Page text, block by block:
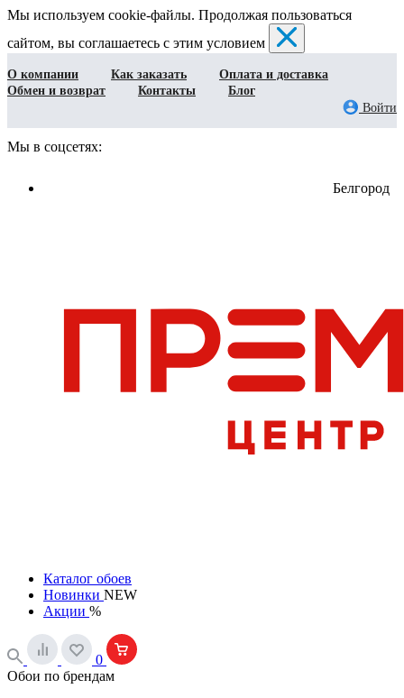
Мы используем cookie-файлы. Продолжая пользоваться
сайтом, вы соглашаетесь с этим условием
О компании Как заказать
Оплата и доставка
Обмен и возврат
Контакты
Блог
Войти
Мы в соцсетях:
Белгород
Каталог обоев
Новинки NEW
Акции %
0
Обои по брендам